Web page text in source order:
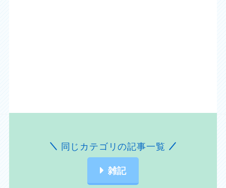
同じカテゴリの記事一覧
雑記